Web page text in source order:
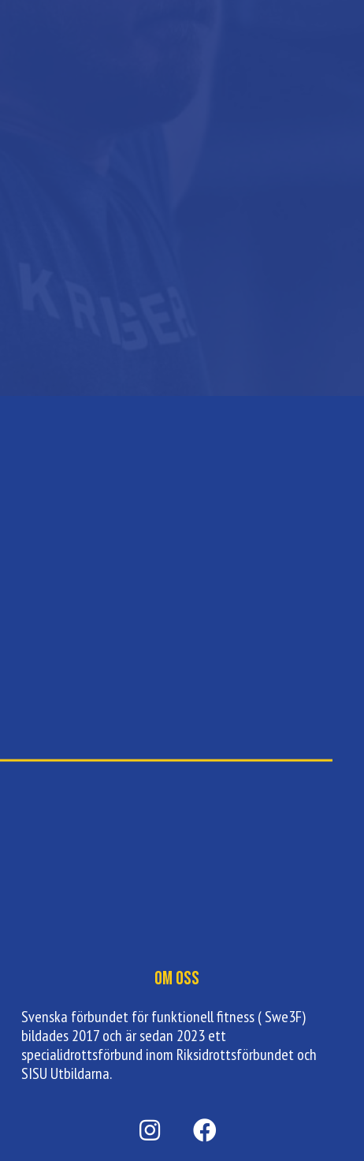
Om oss
Svenska förbundet för funktionell fitness ( Swe3F)
bildades 2017 och är sedan 2023 ett
specialidrottsförbund inom Riksidrottsförbundet och
SISU Utbildarna.